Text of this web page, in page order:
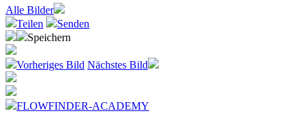
Alle Bilder
Teilen
Senden
Speichern
Vorheriges Bild Nächstes Bild
FLOWFINDER-ACADEMY